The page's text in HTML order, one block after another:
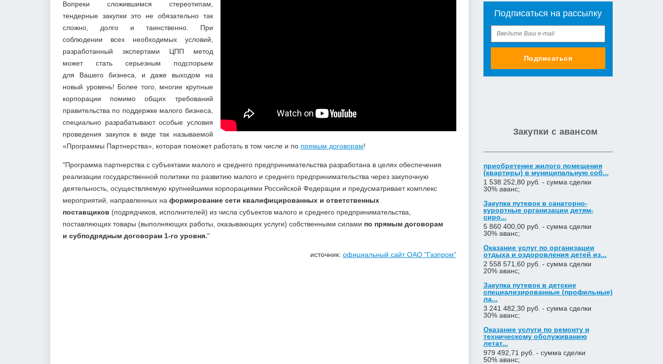
Вопреки сложившимся стереотипам,
тендерные закупки это не обязательно так
сложно, долго и таинственно. При
соблюдении всех необходимых условий,
разработанный экспертами ЦПП метод
может стать серьезным подспорьем
для Вашего бизнеса, и даже выходом на
новый уровень! Более того, многие крупные
корпорации помимо общих требований
правительства по поддержке малого бизнеса,
специально разрабатывают особые условия
проведения закупок в виде так называемой
«Программы Партнерства», которая поможет работать в том числе и по прямым договорам!
"Программа партнерства с субъектами малого и среднего предпринимательства разработана в целях обеспечения
реализации государственной политики по развитию малого и среднего предпринимательства через закупочную
деятельность, осуществляемую крупнейшими корпорациями Российской Федерации и предусматривает комплекс
мероприятий, направленных на формирование сети квалифицированных и ответственных
поставщиков (подрядчиков, исполнителей) из числа субъектов малого и среднего предпринимательства,
поставляющих товары (выполняющих работы, оказывающих услуги) собственными силами по прямым договорам
и субподрядным договорам 1-го уровня."
источник: официальный сайт ОАО "Газпром"
Подписаться на рассылку
Подписаться
Закупки с авансом
приобретение жилого помещения
(квартиры) в муниципальную соб...
1 538 252,80 руб. - сумма сделки
30% аванс;
Закупка путевок в санаторно-
курортные организации детям-
сиро...
5 860 400,00 руб. - сумма сделки
30% аванс;
Оказание услуг по организации
отдыха и оздоровления детей из...
2 558 571,60 руб. - сумма сделки
20% аванс;
Закупка путевок в детские
специализированные (профильные)
ла...
3 241 482,30 руб. - сумма сделки
30% аванс;
Оказание услуги по ремонту и
техническому обслуживанию
летат...
979 492,71 руб. - сумма сделки
50% аванс;